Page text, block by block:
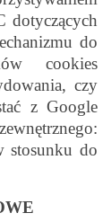
do
cookies
czy
z Google
stosunku do